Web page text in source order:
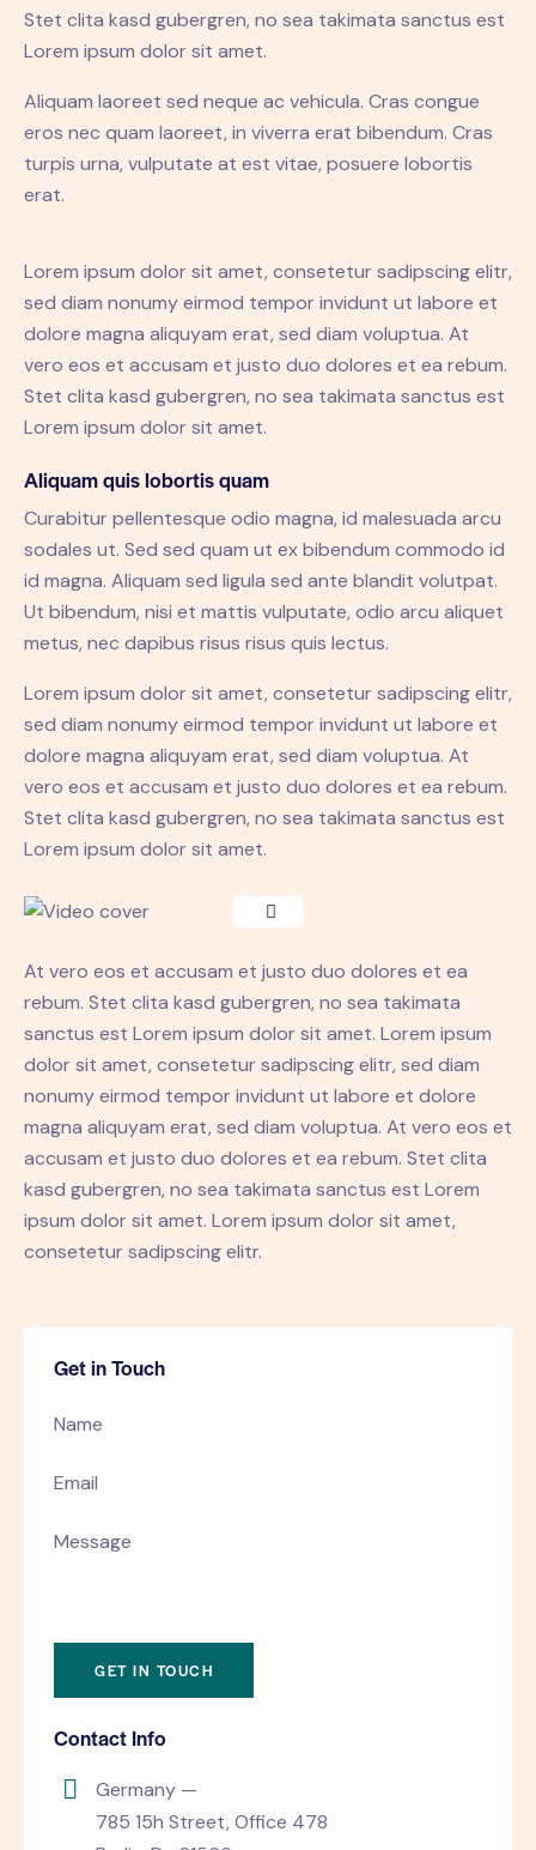
Stet clita kasd gubergren, no sea takimata sanctus est
Lorem ipsum dolor sit amet.
Aliquam laoreet sed neque ac vehicula. Cras congue
eros nec quam laoreet, in viverra erat bibendum. Cras
turpis urna, vulputate at est vitae, posuere lobortis
erat.
Lorem ipsum dolor sit amet, consetetur sadipscing elitr,
sed diam nonumy eirmod tempor invidunt ut labore et
dolore magna aliquyam erat, sed diam voluptua. At
vero eos et accusam et justo duo dolores et ea rebum.
Stet clita kasd gubergren, no sea takimata sanctus est
Lorem ipsum dolor sit amet.
Aliquam quis lobortis quam
Curabitur pellentesque odio magna, id malesuada arcu
sodales ut. Sed sed quam ut ex bibendum commodo id
id magna. Aliquam sed ligula sed ante blandit volutpat.
Ut bibendum, nisi et mattis vulputate, odio arcu aliquet
metus, nec dapibus risus risus quis lectus.
Lorem ipsum dolor sit amet, consetetur sadipscing elitr,
sed diam nonumy eirmod tempor invidunt ut labore et
dolore magna aliquyam erat, sed diam voluptua. At
vero eos et accusam et justo duo dolores et ea rebum.
Stet clita kasd gubergren, no sea takimata sanctus est
Lorem ipsum dolor sit amet.
At vero eos et accusam et justo duo dolores et ea
rebum. Stet clita kasd gubergren, no sea takimata
sanctus est Lorem ipsum dolor sit amet. Lorem ipsum
dolor sit amet, consetetur sadipscing elitr, sed diam
nonumy eirmod tempor invidunt ut labore et dolore
magna aliquyam erat, sed diam voluptua. At vero eos et
accusam et justo duo dolores et ea rebum. Stet clita
kasd gubergren, no sea takimata sanctus est Lorem
ipsum dolor sit amet. Lorem ipsum dolor sit amet,
consetetur sadipscing elitr.
Get in Touch
Contact Info
Germany —
785 15h Street, Office 478